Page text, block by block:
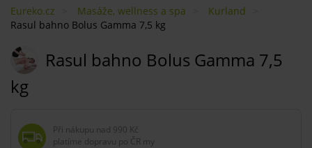
Eureko.cz Masáže, wellness a spa
Kurland
Rasul bahno Bolus Gamma 7,5 kg
Rasul bahno Bolus Gamma 7,5
kg
Při nákupu nad 990 Kč
platíme dopravu po ČR my